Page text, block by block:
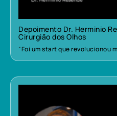
Depoimento Dr. Herminio
Cirurgião dos Olhos
“Foi um start que revolucionou